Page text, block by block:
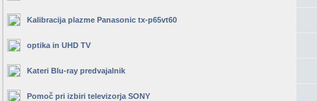
Kalibracija plazme Panasonic tx-p65vt60
optika in UHD TV
Kateri Blu-ray predvajalnik
Pomoč pri izbiri televizorja SONY